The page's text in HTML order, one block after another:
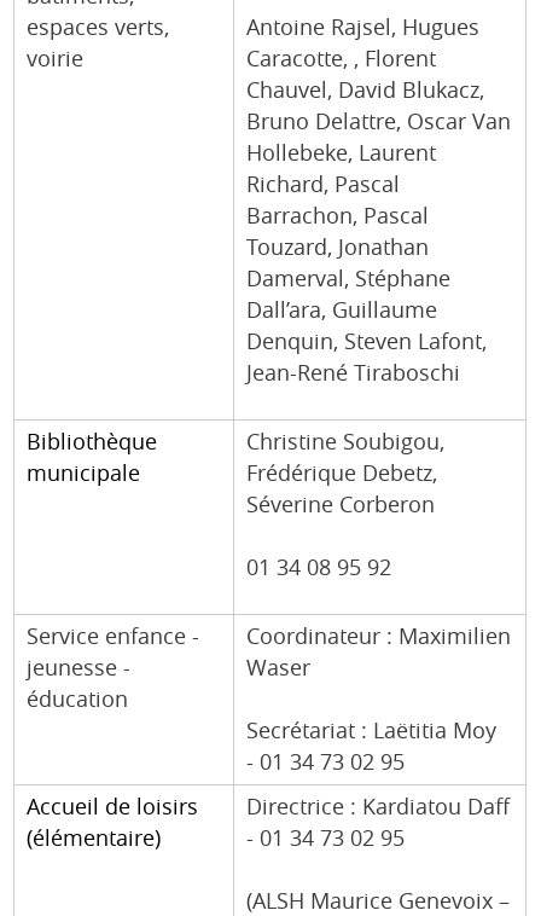
espaces verts,
voirie
Antoine Rajsel, Hugues
Caracotte, , Florent
Chauvel, David Blukacz,
Bruno Delattre, Oscar Van
Hollebeke, Laurent
Richard, Pascal
Barrachon, Pascal
Touzard, Jonathan
Damerval, Stéphane
Dall’ara, Guillaume
Denquin, Steven Lafont,
Jean-René Tiraboschi
Bibliothèque
municipale
Christine Soubigou,
Frédérique Debetz,
Séverine Corberon
01 34 08 95 92
Service enfance -
jeunesse -
éducation
Coordinateur : Maximilien
Waser
Secrétariat : Laëtitia Moy
- 01 34 73 02 95
Accueil de loisirs
(élémentaire)
Directrice : Kardiatou Daff
- 01 34 73 02 95
(ALSH Maurice Genevoix –